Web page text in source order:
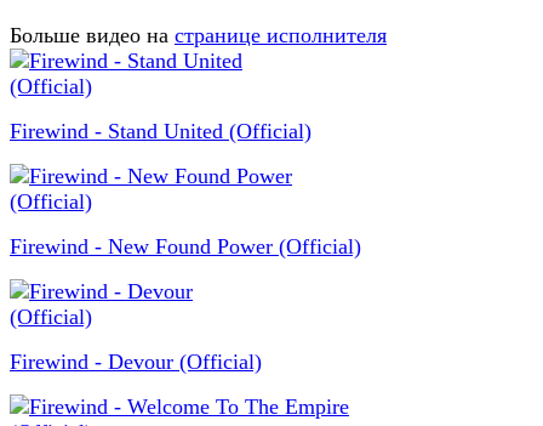
Больше видео на странице исполнителя
Firewind - Stand United (Official)
Firewind - New Found Power (Official)
Firewind - Devour (Official)